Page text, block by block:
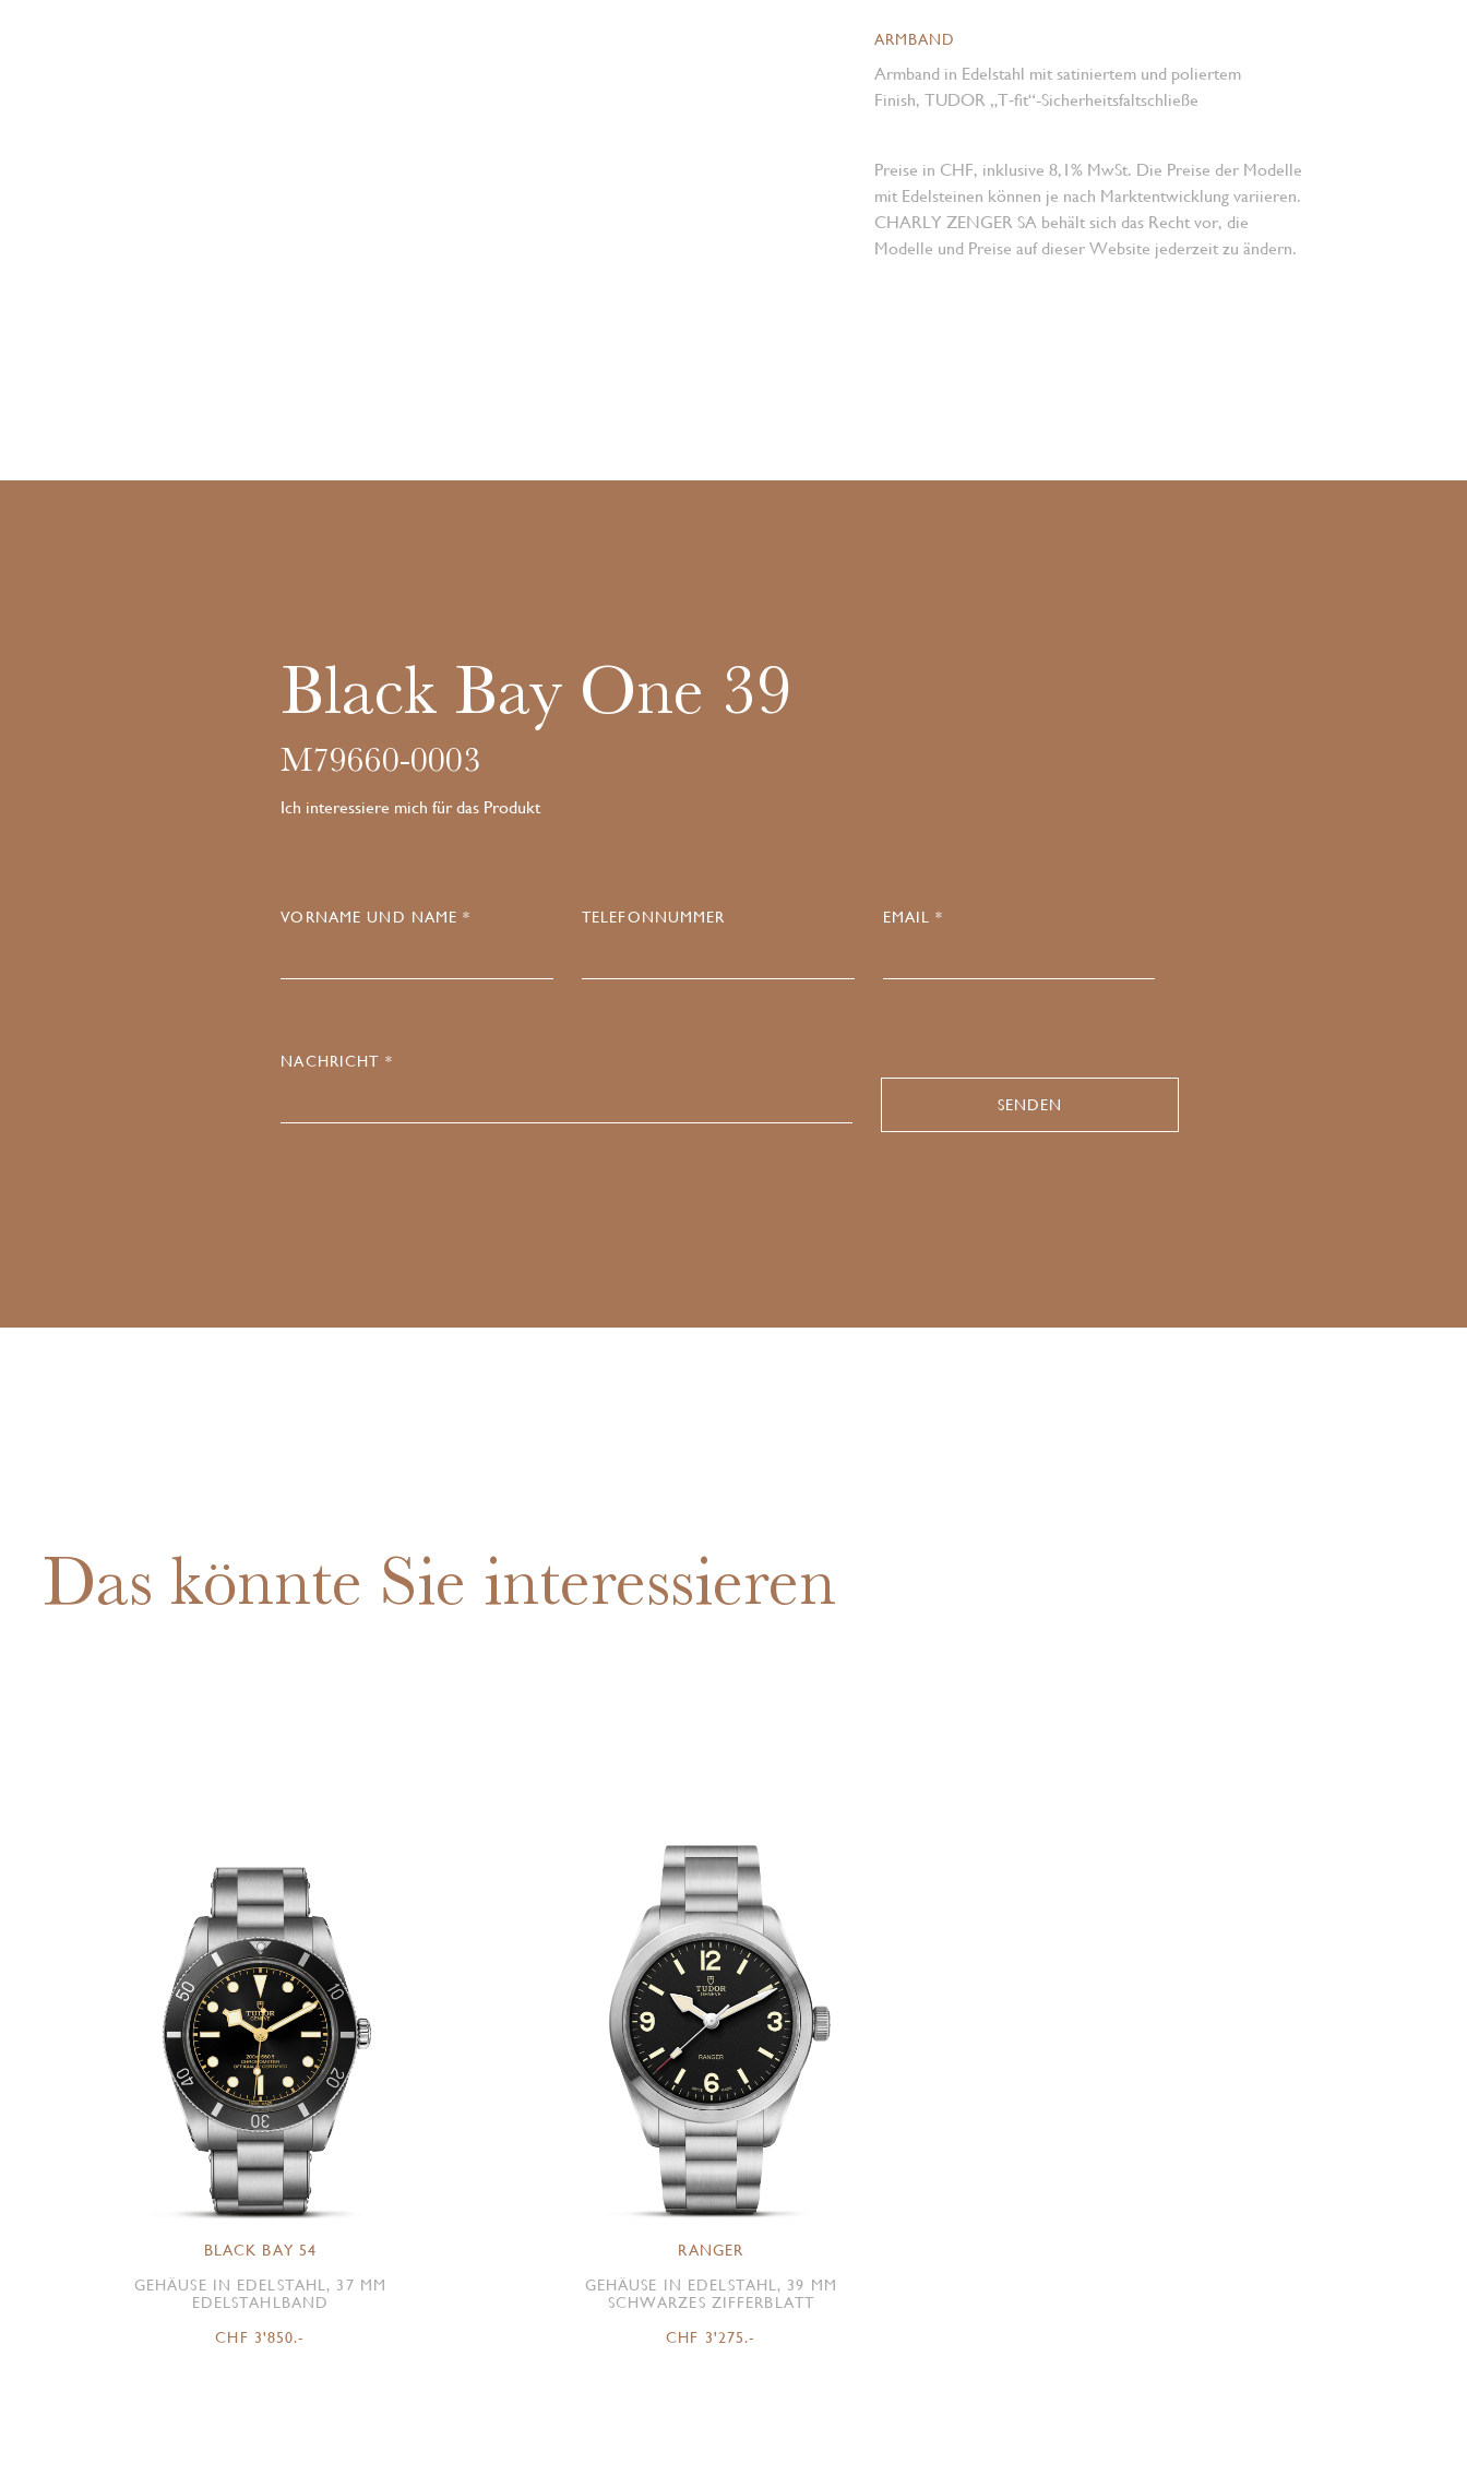
ARMBAND
Armband in Edelstahl mit satiniertem und poliertem
Finish, TUDOR „T‑fit“-Sicherheitsfaltschließe
Preise in CHF, inklusive 8,1% MwSt. Die Preise der Modelle
mit Edelsteinen können je nach Marktentwicklung variieren.
CHARLY ZENGER SA behält sich das Recht vor, die
Modelle und Preise auf dieser Website jederzeit zu ändern.
Black Bay One 39
M79660-0003
Ich interessiere mich für das Produkt
VORNAME UND NAME * TELEFONNUMMER EMAIL *
NACHRICHT *
Das könnte Sie interessieren
BLACK BAY 54
GEHÄUSE IN EDELSTAHL, 37 MM
EDELSTAHLBAND
CHF 3'850.-
RANGER
GEHÄUSE IN EDELSTAHL, 39 MM
SCHWARZES ZIFFERBLATT
CHF 3'275.-